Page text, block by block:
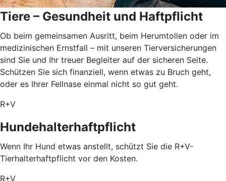
Tiere – Gesundheit und Haftpflicht
Ob beim gemeinsamen Ausritt, beim Herumtollen oder im
medizinischen Ernstfall – mit unseren Tierversicherungen
sind Sie und Ihr treuer Begleiter auf der sicheren Seite.
Schützen Sie sich finanziell, wenn etwas zu Bruch geht,
oder es Ihrer Fellnase einmal nicht so gut geht.
R+V
Hundehalterhaftpflicht
Wenn Ihr Hund etwas anstellt, schützt Sie die R+V-
Tierhalterhaftpflicht vor den Kosten.
R+V